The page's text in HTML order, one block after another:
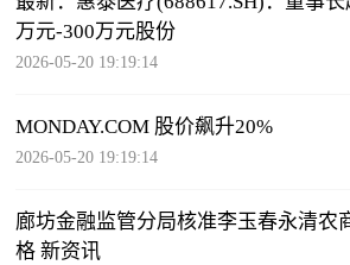
万元-300万元股份
2026-05-20 19:19:14
MONDAY.COM 股价飙升20%
2026-05-20 19:19:14
廊坊金融监管分局核准李玉春永清农
格 新资讯